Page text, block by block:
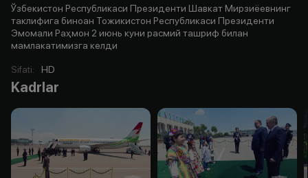
Ўзбекистон Республикаси Президенти Шавкат Мирзиёевнинг
таклифига биноан Тожикистон Республикаси Президенти
Эмомали Раҳмон 2 июнь куни расмий ташриф билан
мамлакатимизга келди
Sifati: HD
Kadrlar